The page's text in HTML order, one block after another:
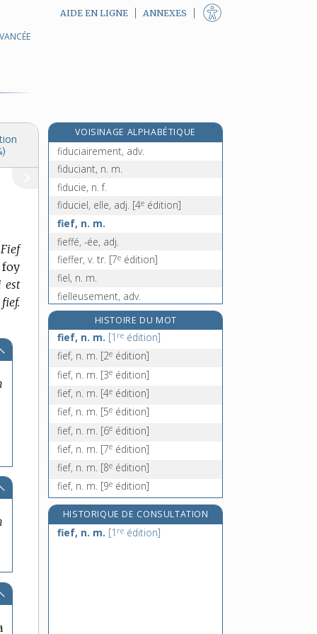
AIDE EN LIGNE ANNEXES
Fief
est
VOISINAGE ALPHABÉTIQUE
fiduciaire, adj.
fiduciairement, adv.
fiduciant, n. m.
fiducie, n. f.
fiduciel, elle, adj. [4e édition]
fief, n. m.
fieffé, -ée, adj.
fieffer, v. tr. [7e édition]
fiel, n. m.
fielleusement, adv.
fielleux, -euse, adj.
fient, n. m.[2eédition]
fiente, n. f.
fienter, v. intr.
fier, fière [I], adj.
HISTOIRE DU MOT
fief, n. m. [1 re édition]
fief, n. m. [2e édition]
fief, n. m. [3e édition]
fief, n. m. [4e édition]
fief, n. m. [5e édition]
fief, n. m. [6e édition]
fief, n. m. [7e édition]
fief, n. m. [8e édition]
fief, n. m. [9e édition]
HISTORIQUE DE CONSULTATION
fief, n. m. [1 re édition]